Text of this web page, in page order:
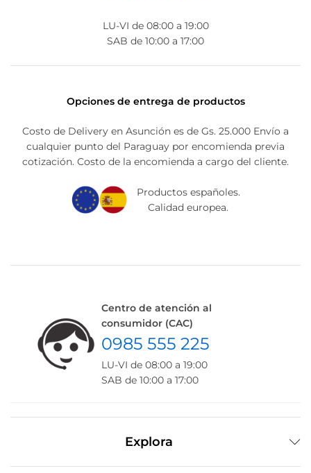
LU-VI de 08:00 a 19:00
SAB de 10:00 a 17:00
Opciones de entrega de productos
Costo de Delivery en Asunción es de Gs. 25.000 Envío a
cualquier punto del Paraguay por encomienda previa
cotización. Costo de la encomienda a cargo del cliente.
Productos españoles.
Calidad europea.
Centro de atención al
consumidor (CAC)
0985 555 225
LU-VI de 08:00 a 19:00
SAB de 10:00 a 17:00
Explora